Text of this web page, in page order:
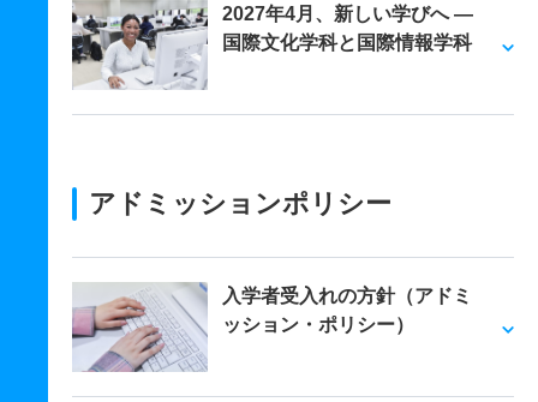
2027年4月、新しい学びへ ―
国際文化学科と国際情報学科
アドミッションポリシー
入学者受入れの方針（アドミ
ッション・ポリシー）